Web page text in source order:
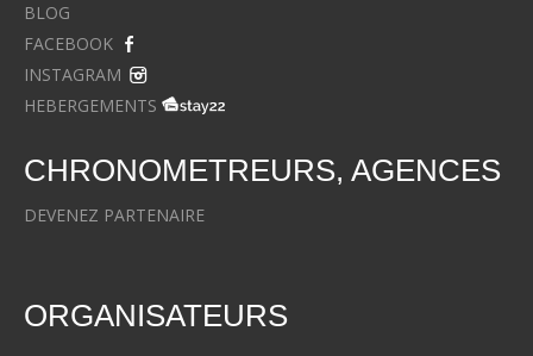
BLOG
FACEBOOK
INSTAGRAM
HEBERGEMENTS
CHRONOMETREURS, AGENCES
DEVENEZ PARTENAIRE
ORGANISATEURS